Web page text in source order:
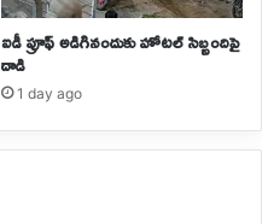
ఐడీ ప్రూఫ్ అడిగినందుకు హోటల్‌ సిబ్బందిపై
దాడి
1 day ago